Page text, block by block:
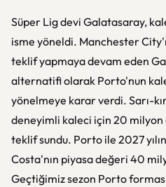
Süper Lig devi Galatasaray,
isme yöneldi. Manchester
teklif yapmaya devam eden
alternatifi olarak Porto'nun
yönelmeye karar verdi. Sarı-
deneyimli kaleci için 20
teklif sundu. Porto ile 2027
Costa'nın piyasa değeri 40
Geçtiğimiz sezon Porto